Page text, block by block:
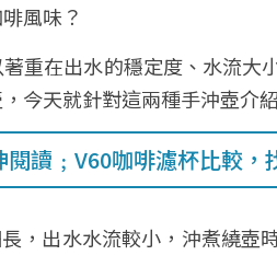
風味？
重在出水的穩定度、水流大
今天就針對這兩種手沖壺介
閱讀﹔V60咖啡濾杯比較，
，出水水流較小，沖煮繞壺